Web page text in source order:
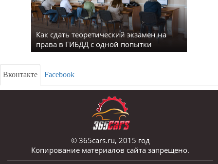
Как сдать теоретический экзамен на
права в ГИБДД с одной попытки
Вконтакте Facebook
© 365cars.ru, 2015 год
Копирование материалов сайта запрещено.